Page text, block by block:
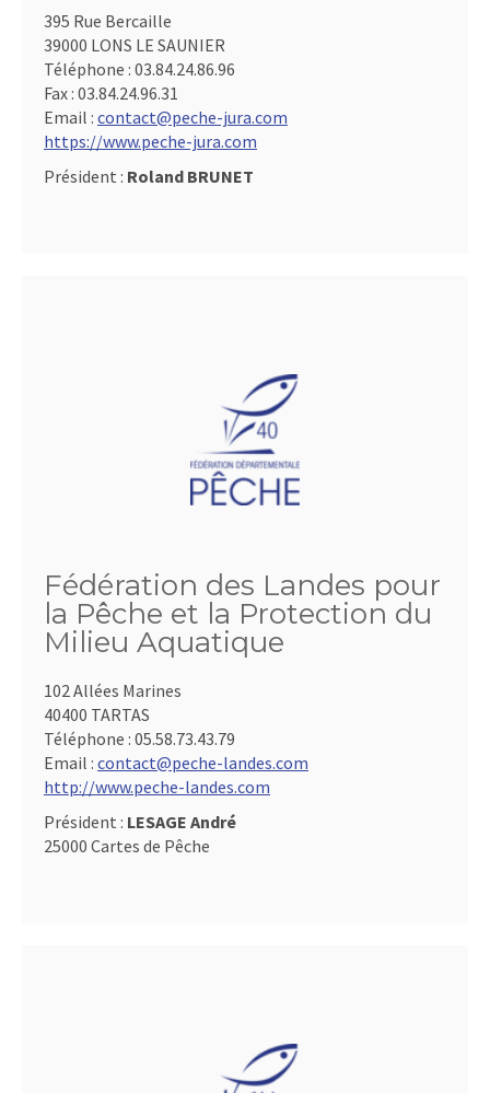
395 Rue Bercaille
39000 LONS LE SAUNIER
Téléphone : 03.84.24.86.96
Fax : 03.84.24.96.31
Email : contact@peche-jura.com
https://www.peche-jura.com
Président : Roland BRUNET
Fédération des Landes pour
la Pêche et la Protection du
Milieu Aquatique
102 Allées Marines
40400 TARTAS
Téléphone : 05.58.73.43.79
Email : contact@peche-landes.com
http://www.peche-landes.com
Président : LESAGE André
25000 Cartes de Pêche